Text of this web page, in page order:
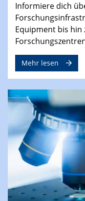
Informiere dich
Equipment bis
Mehr lesen